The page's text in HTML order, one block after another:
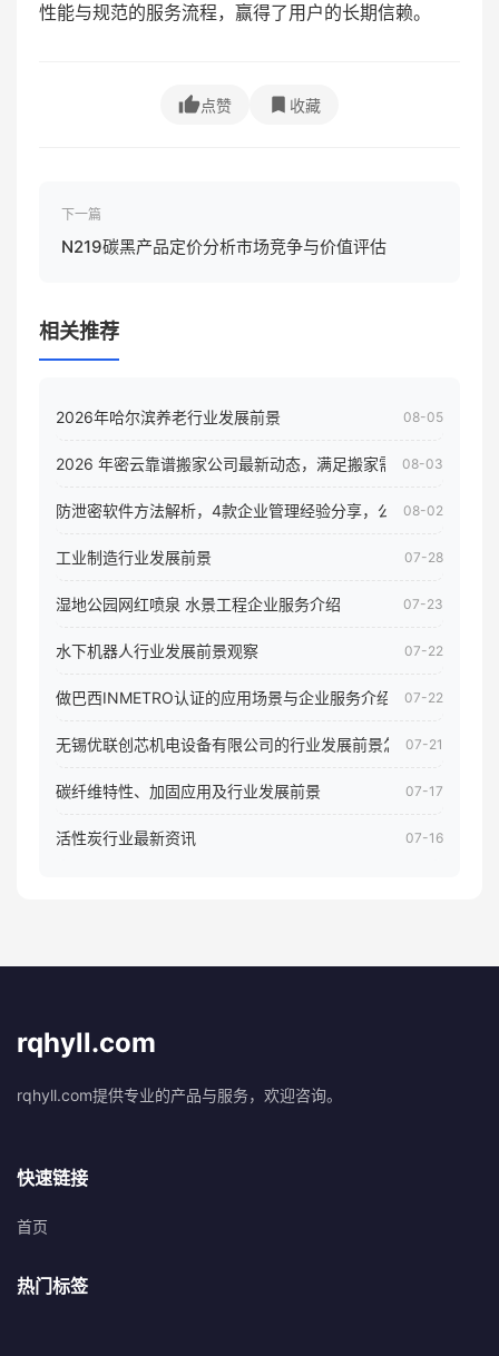
性能与规范的服务流程，赢得了用户的长期信赖。
点赞 收藏
下一篇
N219碳黑产品定价分析市场竞争与价值评估
相关推荐
2026年哈尔滨养老行业发展前景 08-05
2026 年密云靠谱搬家公司最新动态，满足搬家需求！08-03
防泄密软件方法解析，4款企业管理经验分享，公司员工电脑核
08-02
工业制造行业发展前景 07-28
湿地公园网红喷泉 水景工程企业服务介绍 07-23
水下机器人行业发展前景观察 07-22
做巴西INMETRO认证的应用场景与企业服务介绍 07-22
无锡优联创芯机电设备有限公司的行业发展前景怎样07-21
碳纤维特性、加固应用及行业发展前景 07-17
活性炭行业最新资讯 07-16
rqhyll.com
rqhyll.com提供专业的产品与服务，欢迎咨询。
快速链接
首页
热门标签